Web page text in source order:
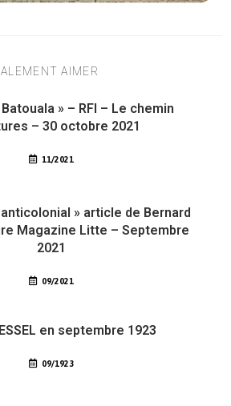
AIMER
» – RFI – Le chemin
– 30 octobre 2021
11/2021
» article de Bernard
Magazine Litte – Septembre
2021
09/2021
en septembre 1923
09/1923